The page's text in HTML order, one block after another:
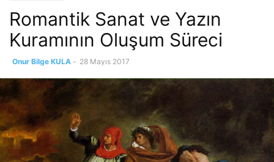
Romantik Sanat ve Yazın
Kuramının Oluşum Süreci
Onur Bilge KULA - 28 Mayıs 2017